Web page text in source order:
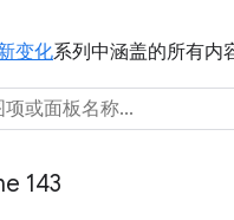
变化系列中涵盖的所有内
143